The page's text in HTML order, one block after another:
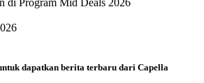
di Program Mid Deals 2026
dapatkan berita terbaru dari Capella